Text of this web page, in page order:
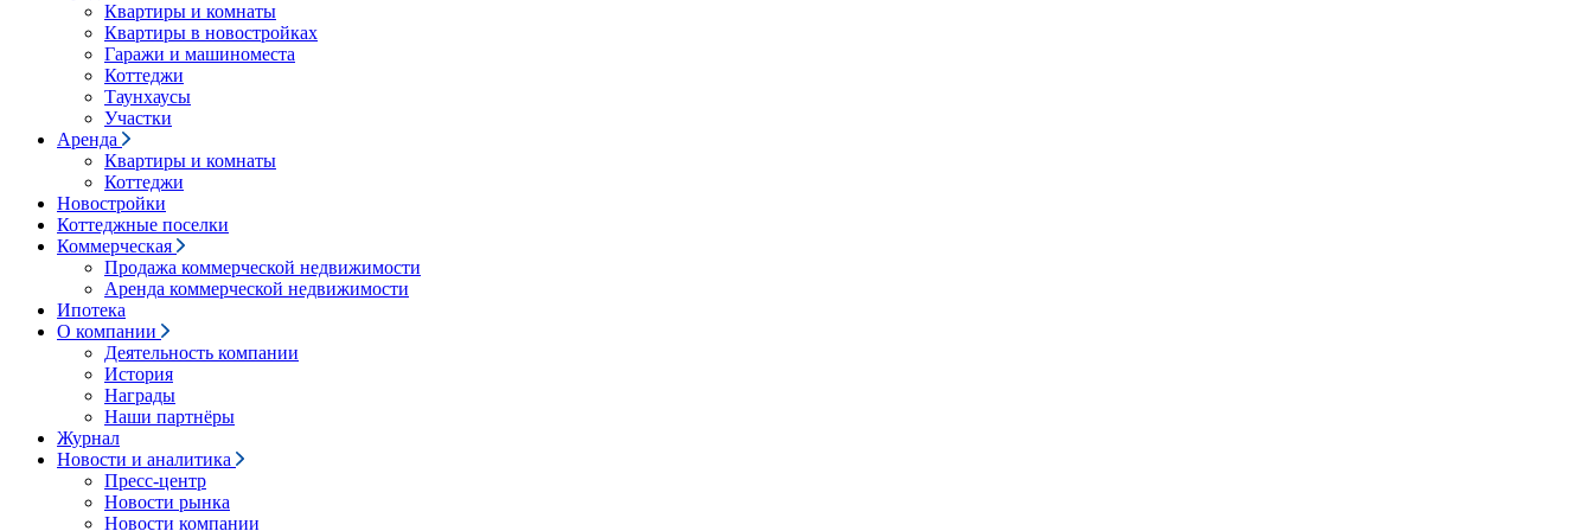
Квартиры и комнаты
Квартиры в новостройках
Гаражи и машиноместа
Коттеджи
Таунхаусы
Участки
Аренда
Квартиры и комнаты
Коттеджи
Новостройки
Коттеджные поселки
Коммерческая
Продажа коммерческой недвижимости
Аренда коммерческой недвижимости
Ипотека
О компании
Деятельность компании
История
Награды
Наши партнёры
Журнал
Новости и аналитика
Пресс-центр
Новости рынка
Новости компании